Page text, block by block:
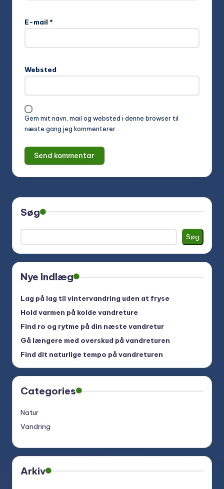
E-mail *
Websted
Gem mit navn, mail og websted i denne browser til
næste gang jeg kommenterer.
Søg
Søg
Nye Indlæg
Lag på lag til vintervandring uden at fryse
Hold varmen på kolde vandreture
Find ro og rytme på din næste vandretur
Gå længere med overskud på vandreturen
Find dit naturlige tempo på vandreturen
Categories
Natur
Vandring
Arkiv